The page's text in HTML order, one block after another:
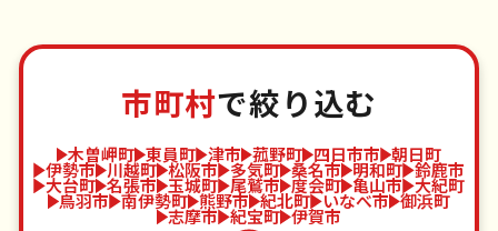
市町村で絞り込む
木曽岬町 東員町 津市 菰野町 四日市市 朝日町
伊勢市 川越町 松阪市 多気町 桑名市 明和町 鈴鹿市
大台町 名張市 玉城町 尾鷲市 度会町 亀山市 大紀町
鳥羽市 南伊勢町 熊野市 紀北町 いなべ市 御浜町
志摩市 紀宝町 伊賀市